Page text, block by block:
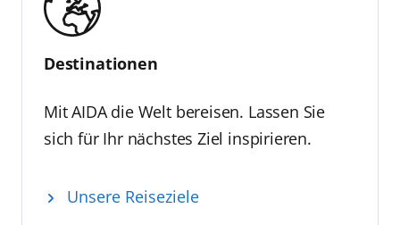
Destinationen
Mit AIDA die Welt bereisen. Lassen Sie
sich für Ihr nächstes Ziel inspirieren.
Unsere Reiseziele